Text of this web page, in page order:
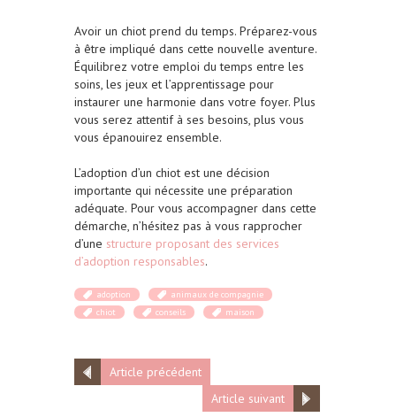
Avoir un chiot prend du temps. Préparez-vous
à être impliqué dans cette nouvelle aventure.
Équilibrez votre emploi du temps entre les
soins, les jeux et l’apprentissage pour
instaurer une harmonie dans votre foyer. Plus
vous serez attentif à ses besoins, plus vous
vous épanouirez ensemble.
L’adoption d’un chiot est une décision
importante qui nécessite une préparation
adéquate. Pour vous accompagner dans cette
démarche, n’hésitez pas à vous rapprocher
d’une structure proposant des services
d’adoption responsables.
adoption
animaux de compagnie
chiot
conseils maison
Article précédent
Article suivant